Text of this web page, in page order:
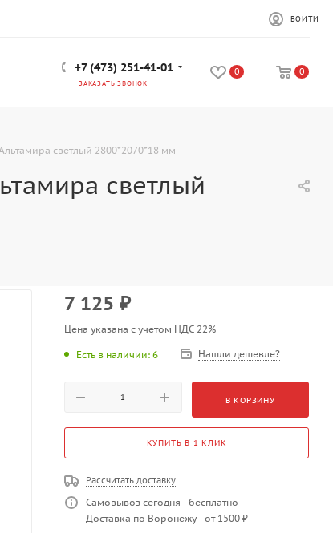
ВОЙТИ
+7 (473) 251-41-01
ЗАКАЗАТЬ ЗВОНОК
0 0
Альтамира светлый 2800*2070*18 мм
светлый
7 125 ₽
Цена указана с учетом НДС 22%
Есть в наличии: 6 Нашли дешевле?
В КОРЗИНУ
КУПИТЬ В 1 КЛИК
Рассчитать доставку
Самовывоз сегодня - бесплатно
Доставка по Воронежу - от 1500 ₽